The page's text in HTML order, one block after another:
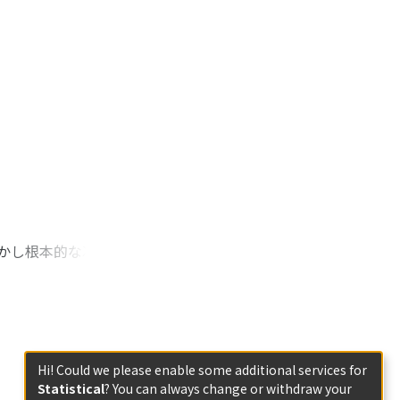
(真如,
attempt to
to Izutsu,
, perfume)
connotations of
根本的な次元で
」という
性であり、哲学
過剰に問いただ
Hi! Could we please enable some additional services for
Statistical? You can always change or withdraw your